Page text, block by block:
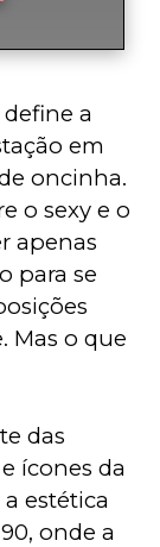
a
em
oncinha.
o sexy e o
apenas
para se
Mas o que
das
ícones da
estética
onde a